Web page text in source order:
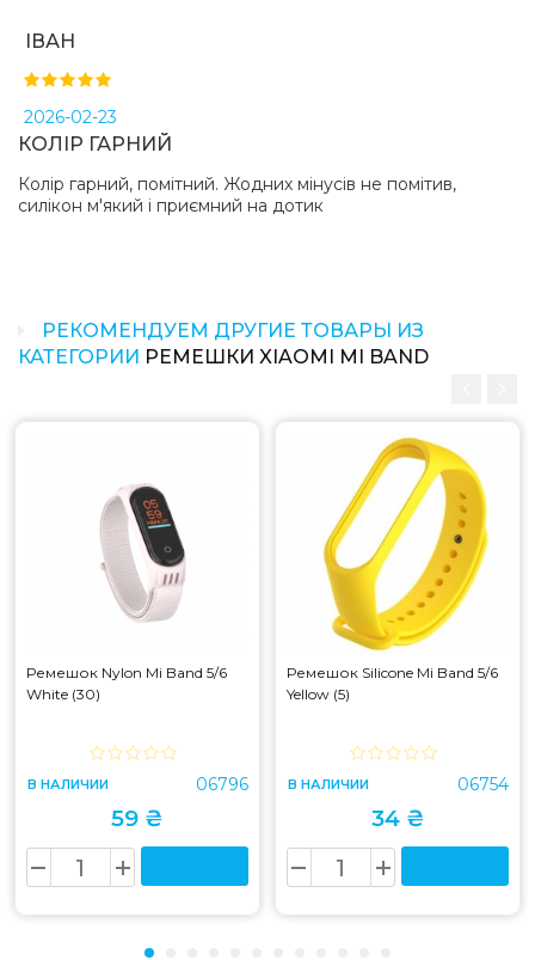
ІВАН
2026-02-23
КОЛІР ГАРНИЙ
Колір гарний, помітний. Жодних мінусів не помітив,
силікон м'який і приємний на дотик
РЕКОМЕНДУЕМ ДРУГИЕ ТОВАРЫ ИЗ
КАТЕГОРИИ РЕМЕШКИ XIAOMI MI BAND
Ремешок Nylon Mi Band 5/6
White (30)
В НАЛИЧИИ 06796
59 ₴
Ремешок Silicone Mi Band 5/6
Yellow (5)
В НАЛИЧИИ 06754
34 ₴